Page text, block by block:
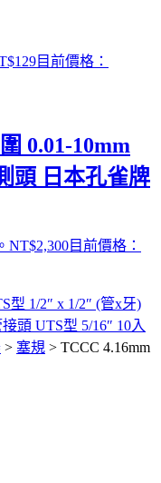
129目前價格：
0.01-10mm
頭 日本孔雀牌
NT$2,300目前價格：
型 1/2″ x 1/2″ (管x牙)
頭 UTS型 5/16″ 10入
> 塞規 > TCCC 4.16mm